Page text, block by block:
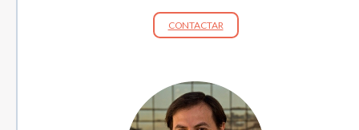
CONTACTAR